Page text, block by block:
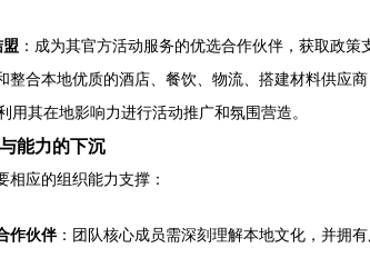
：成为其官方活动服务的优选合作伙伴，获取政策
整合本地优质的酒店、餐饮、物流、搭建材料供应
用其在地影响力进行活动推广和氛围营造。
能力的下沉
相应的组织能力支撑：
作伙伴：团队核心成员需深刻理解本地文化，并拥有